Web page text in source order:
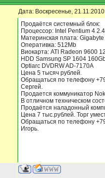
Дата: Воскресенье,
Продаётся системный блок:
Процессор: Intel Pentium 4
Материнская плата:
Оперативка: 512Mb
Виокарта: ATI Radeon 9600
HDD Samsung SP 1604
Optiarc DVDRW AD-7170A
Цена 5 тысяч рублей.
Обращаться по телефону
Сергей.
Продается коммуникатор
В отличном техническом
Продаётся наладонный
Цена 7 тыс.рублей. Торг
Обращаться по телефону
Игорь.